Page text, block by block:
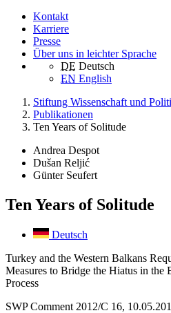
Kontakt
Karriere
Presse
Über uns in leichter Sprache
DE Deutsch
EN English
Stiftung Wissenschaft und
Publikationen
Ten Years of Solitude
Andrea Despot
Dušan Reljić
Günter Seufert
Ten Years of Solitude
Deutsch
Turkey and the Western Balkans
Measures to Bridge the Hiatus in the
Process
SWP Comment 2012/C 16,